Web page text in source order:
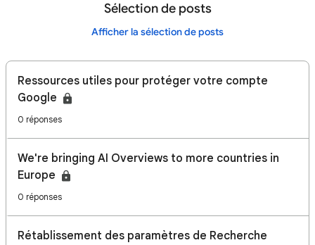
Sélection de posts
Afficher la sélection de posts
Ressources utiles pour protéger votre compte
Google
0 réponses
We're bringing AI Overviews to more countries in
Europe
0 réponses
Rétablissement des paramètres de Recherche